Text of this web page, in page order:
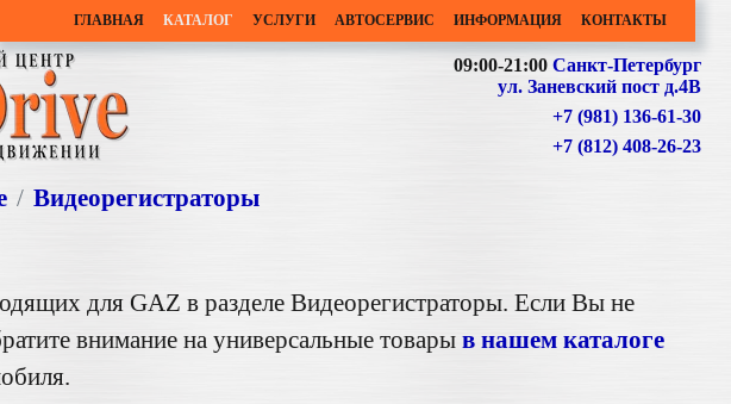
ГЛАВНАЯ КАТАЛОГ УСЛУГИ АВТОСЕРВИС ИНФОРМАЦИЯ КОНТАКТЫ
09:00-21:00 Санкт-Петербург
ул. Заневский пост д.4В
+7 (981) 136-61-30
+7 (812) 408-26-23
Видеорегистраторы
для GAZ в разделе Видеорегистраторы. Если Вы не
внимание на универсальные товарыв нашем каталоге